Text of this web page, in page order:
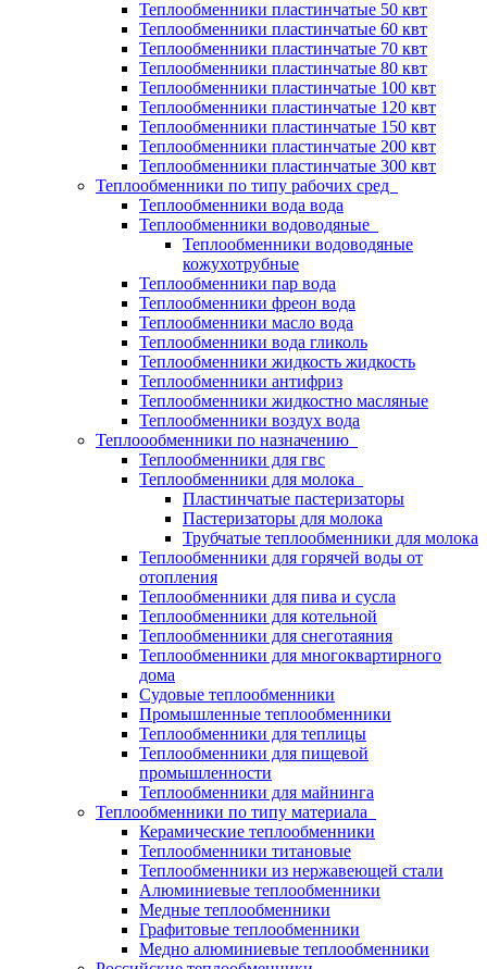
Теплообменники пластинчатые 50 квт
Теплообменники пластинчатые 60 квт
Теплообменники пластинчатые 70 квт
Теплообменники пластинчатые 80 квт
Теплообменники пластинчатые 100 квт
Теплообменники пластинчатые 120 квт
Теплообменники пластинчатые 150 квт
Теплообменники пластинчатые 200 квт
Теплообменники пластинчатые 300 квт
Теплообменники по типу рабочих сред
Теплообменники вода вода
Теплообменники водоводяные
Теплообменники водоводяные
кожухотрубные
Теплообменники пар вода
Теплообменники фреон вода
Теплообменники масло вода
Теплообменники вода гликоль
Теплообменники жидкость жидкость
Теплообменники антифриз
Теплообменники жидкостно масляные
Теплообменники воздух вода
Теплоообменники по назначению
Теплообменники для гвс
Теплообменники для молока
Пластинчатые пастеризаторы
Пастеризаторы для молока
Трубчатые теплообменники для молока
Теплообменники для горячей воды от
отопления
Теплообменники для пива и сусла
Теплообменники для котельной
Теплообменники для снеготаяния
Теплообменники для многоквартирного
дома
Судовые теплообменники
Промышленные теплообменники
Теплообменники для теплицы
Теплообменники для пищевой
промышленности
Теплообменники для майнинга
Теплообменники по типу материала
Керамические теплообменники
Теплообменники титановые
Теплообменники из нержавеющей стали
Алюминиевые теплообменники
Медные теплообменники
Графитовые теплообменники
Медно алюминиевые теплообменники